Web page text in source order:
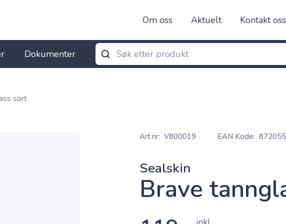
Om oss Aktuelt Kontakt oss
Dokumenter
sort
Art.nr V800019 EAN Kode
Sealskin
Brave